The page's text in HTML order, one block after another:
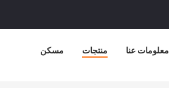
مسكن منتجات معلومات عنا